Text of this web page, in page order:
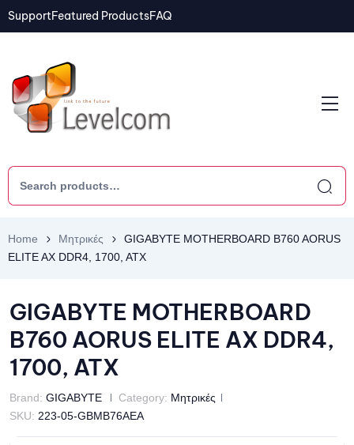
SupportFeatured ProductsFAQ
Home Μητρικές
GIGABYTE MOTHERBOARD B760 AORUS
ELITE AX DDR4, 1700, ATX
GIGABYTE MOTHERBOARD
B760 AORUS ELITE AX DDR4,
1700, ATX
Brand: GIGABYTE Category: Μητρικές
SKU: 223-05-GBMB76AEA